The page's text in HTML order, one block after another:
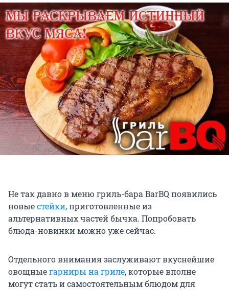
Не так давно в меню гриль-бара BarBQ появились
новыестейки, приготовленные из
альтернативных частей бычка. Попробовать
блюда-новинки можно уже сейчас.
Отдельного внимания заслуживают вкуснейшие
овощныегарниры на гриле, которые вполне
могут стать и самостоятельным блюдом для